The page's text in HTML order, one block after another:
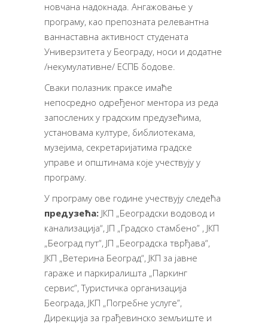
новчана надокнада. Ангажовање у
програму, као препозната релевантна
ваннаставна активност студената
Универзитета у Београду, носи и додатне
/некумулативне/ ЕСПБ бодове.
Сваки полазник праксе имаће
непосредно одређеног ментора из реда
запослених у градским предузећима,
установама културе, библиотекама,
музејима, секретаријатима градске
управе и општинама које учествују у
програму.
У програму ове године учествују следећа
предузећа: ЈКП „Београдски водовод и
канализација“, ЈП „Градско стамбено” , ЈКП
„Београд пут“, ЈП „Београдска тврђава“,
ЈКП „Ветерина Београд“, ЈКП за јавне
гараже и паркиралишта „Паркинг
сервис”, Туристичка организација
Београда, ЈКП „Погребне услуге”,
Дирекција за грађевинско земљиште и